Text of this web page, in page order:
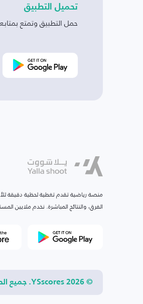
تحميل التطبيق
حمل التطبيق وتمتع
منصة رياضية تقدم تغطية لحظية دقيقة
الفرق، والنتائج المباشرة. نخدم ملايين
© 2026 YSscores. جميع الحقوق محفوظة.